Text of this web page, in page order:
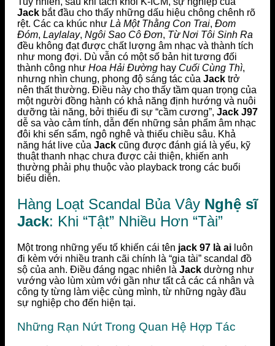
Jack bắt đầu cho thấy những dấu hiệu chông chênh rõ
rệt. Các ca khúc như Là Một Thằng Con Trai, Đom
Đóm, Laylalay, Ngôi Sao Cô Đơn, Từ Nơi Tôi Sinh Ra
đều không đạt được chất lượng âm nhạc và thành tích
như mong đợi. Dù vẫn có một số bản hit tương đối
thành công như Hoa Hải Đường hay Cuối Cùng Thì,
nhưng nhìn chung, phong độ sáng tác của Jack trở
nên thất thường. Điều này cho thấy tầm quan trọng của
một người đồng hành có khả năng định hướng và nuôi
dưỡng tài năng, bởi thiếu đi sự “cầm cương”, Jack J97
dễ sa vào cảm tính, dẫn đến những sản phẩm âm nhạc
đôi khi sến sẩm, ngô nghê và thiếu chiều sâu. Khả
năng hát live của Jack cũng được đánh giá là yếu, kỹ
thuật thanh nhạc chưa được cải thiện, khiến anh
thường phải phụ thuộc vào playback trong các buổi
biểu diễn.
Hàng Loạt Scandal Bủa Vây Nghệ sĩ
Jack: Khi “Tật” Nhiều Hơn “Tài”
Một trong những yếu tố khiến cái tên jack 97 là ai luôn
đi kèm với nhiều tranh cãi chính là “gia tài” scandal đồ
sộ của anh. Điều đáng ngạc nhiên là Jack dường như
vướng vào lùm xùm với gần như tất cả các cá nhân và
công ty từng làm việc cùng mình, từ những ngày đầu
sự nghiệp cho đến hiện tại.
Những Rạn Nứt Trong Quan Hệ Hợp Tác